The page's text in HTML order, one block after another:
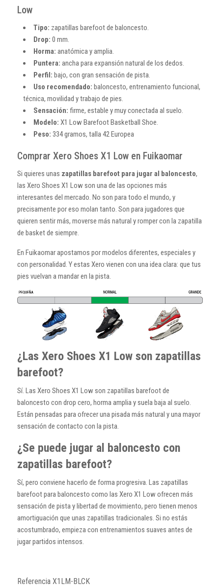
Low
Tipo: zapatillas barefoot de baloncesto.
Drop: 0 mm.
Horma: anatómica y amplia.
Puntera: ancha para expansión natural de los dedos.
Perfil: bajo, con gran sensación de pista.
Uso recomendado: baloncesto, entrenamiento funcional,
técnica, movilidad y trabajo de pies.
Sensación: firme, estable y muy conectada al suelo.
Modelo: X1 Low Barefoot Basketball Shoe.
Peso: 334 gramos, talla 42 Europea
Comprar Xero Shoes X1 Low en Fuikaomar
Si quieres unas zapatillas barefoot para jugar al baloncesto,
las Xero Shoes X1 Low son una de las opciones más
interesantes del mercado. No son para todo el mundo, y
precisamente por eso molan tanto. Son para jugadores que
quieren sentir más, moverse más natural y romper con la zapatilla
de basket de siempre.
En Fuikaomar apostamos por modelos diferentes, especiales y
con personalidad. Y estas Xero vienen con una idea clara: que tus
pies vuelvan a mandar en la pista.
¿Las Xero Shoes X1 Low son zapatillas
barefoot?
Sí. Las Xero Shoes X1 Low son zapatillas barefoot de
baloncesto con drop cero, horma amplia y suela baja al suelo.
Están pensadas para ofrecer una pisada más natural y una mayor
sensación de contacto con la pista.
¿Se puede jugar al baloncesto con
zapatillas barefoot?
Sí, pero conviene hacerlo de forma progresiva. Las zapatillas
barefoot para baloncesto como las Xero X1 Low ofrecen más
sensación de pista y libertad de movimiento, pero tienen menos
amortiguación que unas zapatillas tradicionales. Si no estás
acostumbrado, empieza con entrenamientos suaves antes de
jugar partidos intensos.
Referencia X1LM-BLCK